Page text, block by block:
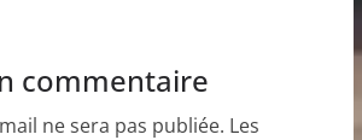
commentaire
ne sera pas publiée. Les